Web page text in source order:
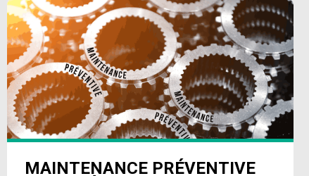
votre projet….
MAINTENANCE PRÉVENTIVE